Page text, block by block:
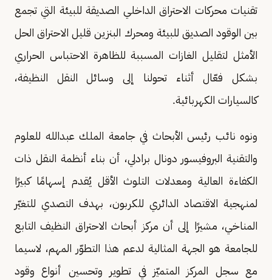
تقنيات محركات الاحتراق الداخلي الصديقة للبيئة التي تجمع
بين الوقود الصديق للبيئة ومحرك البنزين قليل الاحتراق الحل
الأمثل لتقليل الغازات المسببة للظاهرة الاحتباس الحراري
بشكل فعّال أثناء تحولنا إلى وسائل النقل النظيفة،
كالسيارات الكهربائية.
ونوه نائب رئيس الأبحاث في جامعة الملك عبدالله للعلوم
والتقنية البروفيسور دونال برادلي، أن بناء أنظمة النقل ذات
الكفاءة العالية ومعدلات التلوث الأقل يُقدم إسهامًا كبيرًا
لمنهجية الاقتصاد الدائري للكربون، بهدف التصدي للتغيّر
المناخي، مشيرًا إلى أن مركز أبحاث الاحتراق النظيف التابع
للجامعة هو الجهة المثالية لدعم هذا التطوّر المهم، لاسيما
مع سجل المركز المتميّز في تطوير وتحسين أنواع وقود